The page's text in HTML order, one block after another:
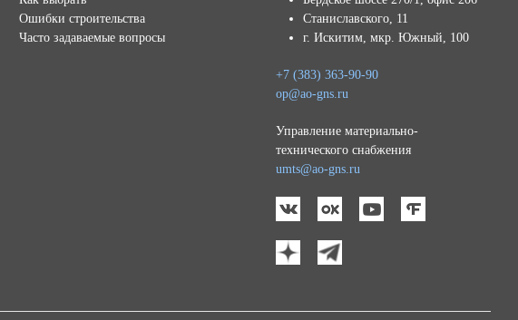
Ошибки строительства
Часто задаваемые вопросы
Станиславского, 11
г. Искитим, мкр. Южный, 100
+7 (383) 363-90-90
op@ao-gns.ru
Управление материально-
технического снабжения
umts@ao-gns.ru